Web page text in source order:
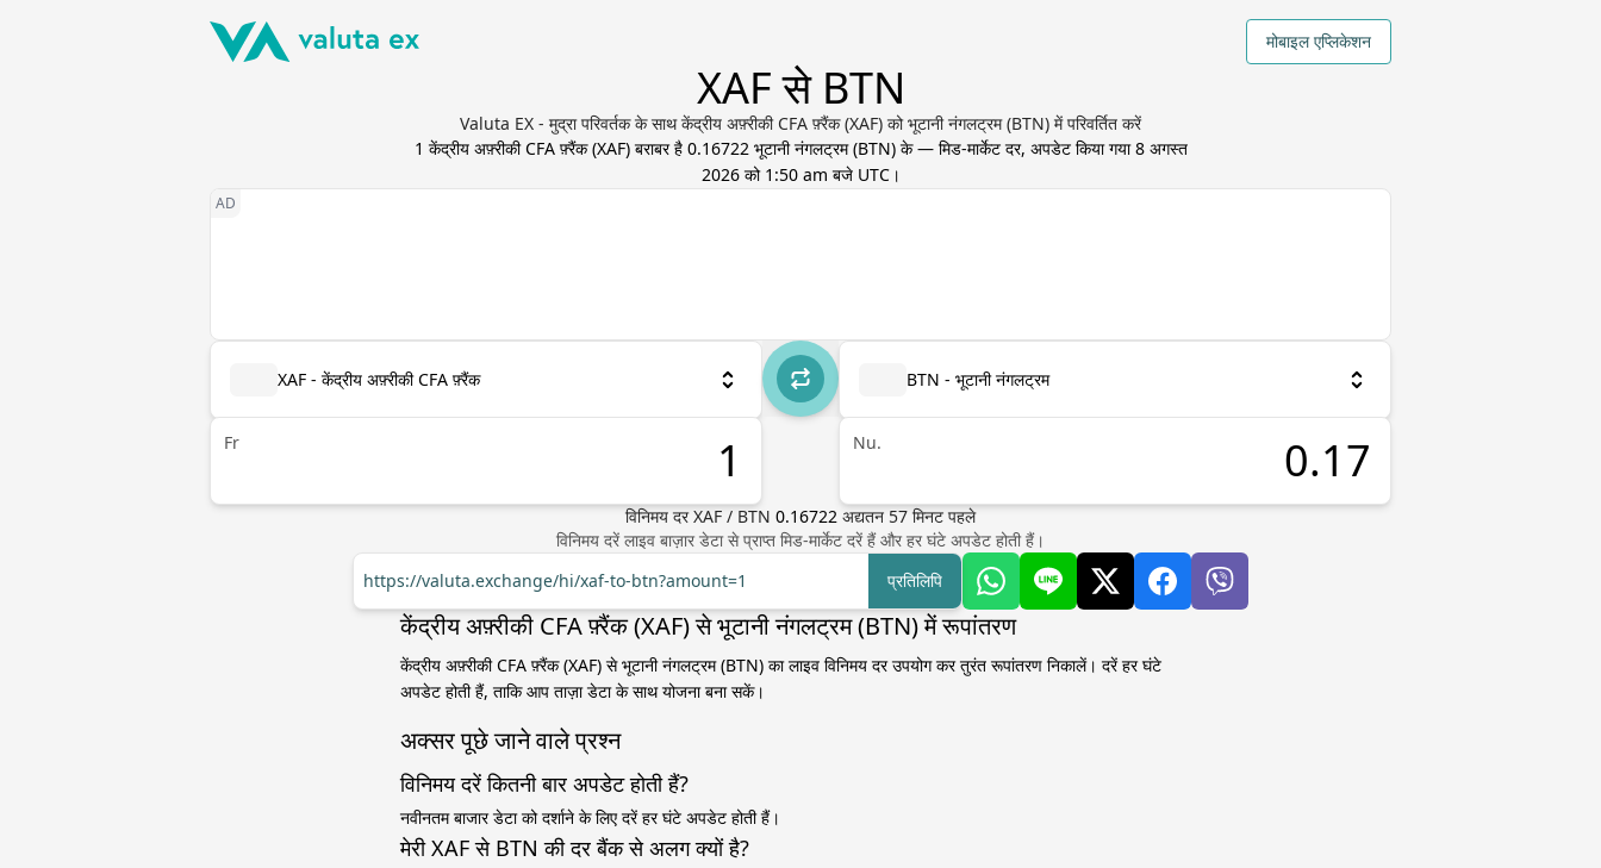
मोबाइल एप्लिकेशन
XAF से BTN
Valuta EX - मुद्रा परिवर्तक के साथ केंद्रीय अफ़्रीकी CFA फ़्रैंक (XAF) को भूटानी नंगलट्रम (BTN) में परिवर्तित करें
1 केंद्रीय अफ़्रीकी CFA फ़्रैंक(XAF) बराबर है 0.16722 भूटानी नंगलट्रम(BTN) के — मिड-मार्केट दर, अपडेट किया गया8 अगस्त
2026 को 1:50 am बजे UTC।
XAF - केंद्रीय अफ़्रीकी CFA फ़्रैंक
Fr
BTN - भूटानी नंगलट्रम
Nu.
विनिमय दरXAF / BTN 0.16722 अद्यतन 57 मिनट पहले
विनिमय दरें लाइव बाज़ार डेटा से प्राप्त मिड-मार्केट दरें हैं और हर घंटे अपडेट होती हैं।
https://valuta.exchange/hi/xaf-to-btn?amount=1
प्रतिलिपि
केंद्रीय अफ़्रीकी CFA फ़्रैंक (XAF) से भूटानी नंगलट्रम (BTN) में रूपांतरण
केंद्रीय अफ़्रीकी CFA फ़्रैंक (XAF) से भूटानी नंगलट्रम (BTN) का लाइव विनिमय दर उपयोग कर तुरंत रूपांतरण निकालें। दरें हर घंटे
अपडेट होती हैं, ताकि आप ताज़ा डेटा के साथ योजना बना सकें।
अक्सर पूछे जाने वाले प्रश्न
विनिमय दरें कितनी बार अपडेट होती हैं?
नवीनतम बाजार डेटा को दर्शाने के लिए दरें हर घंटे अपडेट होती हैं।
मेरी XAF से BTN की दर बैंक से अलग क्यों है?